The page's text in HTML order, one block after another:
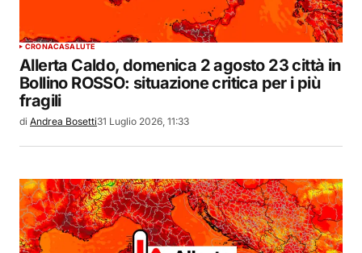
CRONACASALUTE
Allerta Caldo, domenica 2 agosto 23 città in
Bollino ROSSO: situazione critica per i più
fragili
di Andrea Bosetti31 Luglio 2026, 11:33